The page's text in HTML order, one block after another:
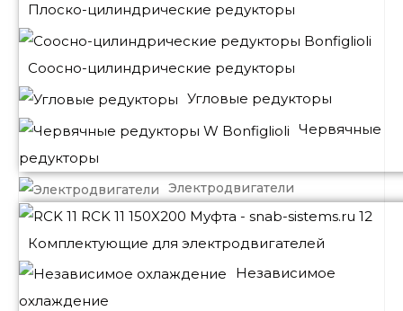
Плоско-цилиндрические редукторы
Соосно-цилиндрические редукторы
Угловые редукторы
Червячные
редукторы
Электродвигатели
Комплектующие для электродвигателей
Независимое
охлаждение